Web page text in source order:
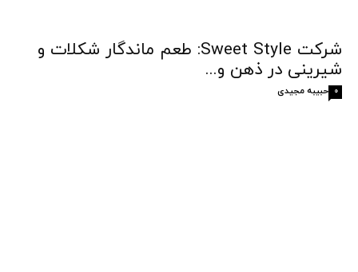
شرکت Sweet Style: طعم ماندگار شکلات و
شیرینی در ذهن و...
حبیبه مجیدی 0